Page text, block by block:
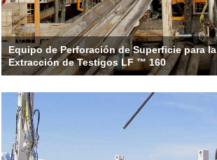
Equipo de Perforación de Superficie para la
Extracción de Testigos LF ™ 160
tools and functionality such as t Leer más >>